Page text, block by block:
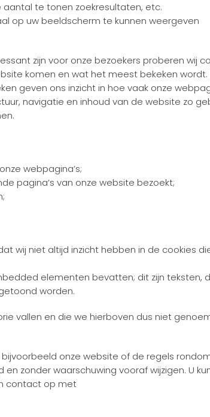
aantal te tonen zoekresultaten, etc.
op uw beeldscherm te kunnen weergeven
zijn voor onze bezoekers proberen wij
komen en wat het meest bekeken
geven ons inzicht in hoe vaak onze
navigatie en inhoud van de website zo
webpagina’s;
pagina’s van onze website bezoekt;
wij niet altijd inzicht hebben in de cookies
elementen bevatten; dit zijn teksten,
worden.
vallen en die we hierboven dus niet
onze website of de regels
zonder waarschuwing vooraf wijzigen. U
contact op met